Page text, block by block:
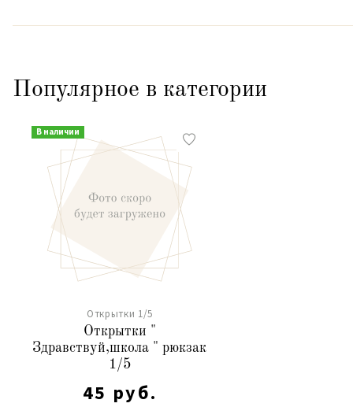
Популярное в категории
В наличии
Открытки 1/5
Открытки "
Здравствуй,школа " рюкзак
1/5
45 руб.